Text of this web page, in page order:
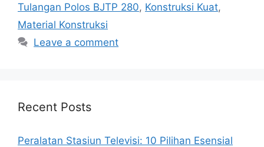
Tulangan Polos BJTP 280, Konstruksi Kuat,
Material Konstruksi
Leave a comment
Recent Posts
Peralatan Stasiun Televisi: 10 Pilihan Esensial